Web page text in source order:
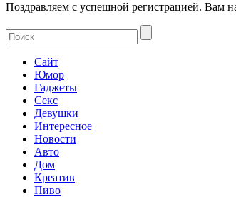
Поздравляем с успешной регистрацией. Вам
Сайт
Юмор
Гаджеты
Секс
Девушки
Интересное
Новости
Авто
Дом
Креатив
Пиво